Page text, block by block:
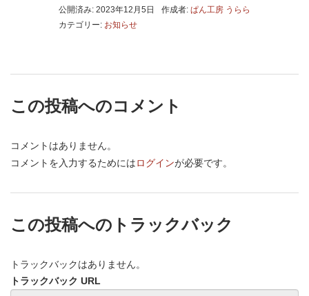
公開済み: 2023年12月5日 作成者: ぱん工房 うらら
カテゴリー: お知らせ
この投稿へのコメント
コメントはありません。
コメントを入力するためにはログインが必要です。
この投稿へのトラックバック
トラックバックはありません。
トラックバック URL